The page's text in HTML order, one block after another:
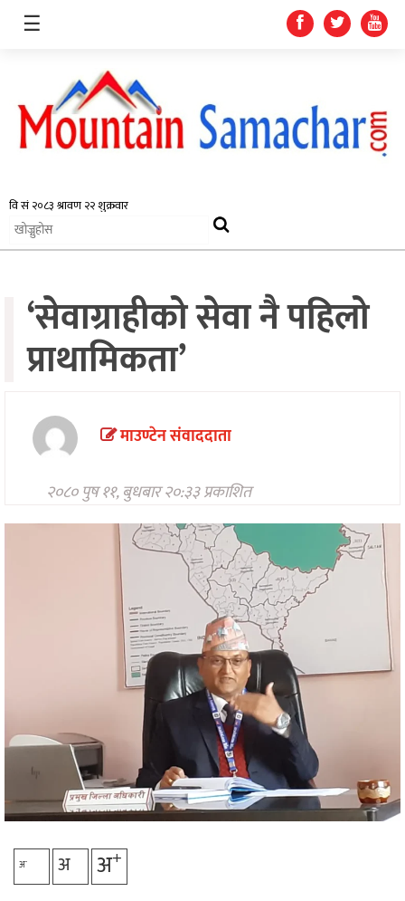
समाचार
प्रदेश
अर्थतन्त्र
स्वास्थ्य
मनोरन्जन
अन्तरवार्ता/
विचार
खेलकुद
☰
‘सेवाग्राहीको सेवा नै पहिलो
प्राथामिकता’
माउण्टेन संवाददाता
२०८० पुष ११, बुधबार २०:३३ प्रकाशित
अ- अ अ+